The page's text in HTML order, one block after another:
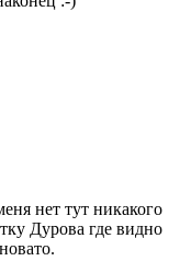
нет тут никакого
Дурова где видно